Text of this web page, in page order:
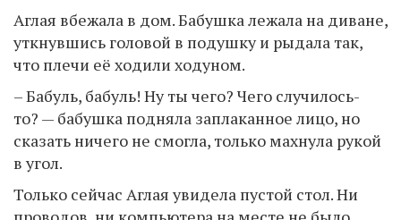
Аглая вбежала в дом. Бабушка лежала на диване,
уткнувшись головой в подушку и рыдала так,
что плечи её ходили ходуном.
– Бабуль, бабуль! Ну ты чего? Чего случилось-
то? — бабушка подняла заплаканное лицо, но
сказать ничего не смогла, только махнула рукой
в угол.
Только сейчас Аглая увидела пустой стол. Ни